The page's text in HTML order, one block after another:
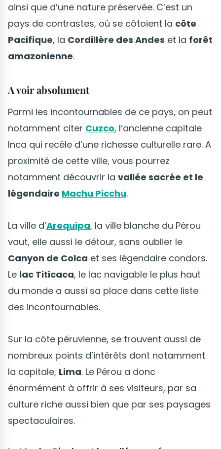
ainsi que d’une nature préservée. C’est un
pays de contrastes, où se côtoient la côte
Pacifique, la Cordillère des Andes et la forêt
amazonienne.
A voir absolument
Parmi les incontournables de ce pays, on peut
notamment citer Cuzco, l’ancienne capitale
Inca qui recèle d’une richesse culturelle rare. A
proximité de cette ville, vous pourrez
notamment découvrir la vallée sacrée et le
légendaire Machu Picchu.
La ville d’Arequipa, la ville blanche du Pérou
vaut, elle aussi le détour, sans oublier le
Canyon de Colca et ses légendaire condors.
Le lac Titicaca, le lac navigable le plus haut
du monde a aussi sa place dans cette liste
des incontournables.
Sur la côte péruvienne, se trouvent aussi de
nombreux points d’intérêts dont notamment
la capitale, Lima. Le Pérou a donc
énormément à offrir à ses visiteurs, par sa
culture riche aussi bien que par ses paysages
spectaculaires.